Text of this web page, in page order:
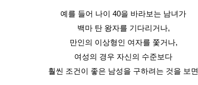
예를 들어 나이 40을 바라보는 남녀가
백마 탄 왕자를 기다리거나,
만인의 이상형인 여자를 쫓거나,
여성의 경우 자신의 수준보다
훨씬 조건이 좋은 남성을 구하려는 것을 보면